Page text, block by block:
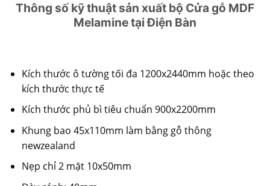
Thông số kỹ thuật sản xuất bộ Cửa gỗ MDF
Melamine tại Điện Bàn
Kích thước ô tường tối đa 1200x2440mm hoặc theo
kích thước thực tế
Kích thước phủ bì tiêu chuẩn 900x2200mm
Khung bao 45x110mm làm bằng gỗ thông
newzealand
Nẹp chỉ 2 mặt 10x50mm